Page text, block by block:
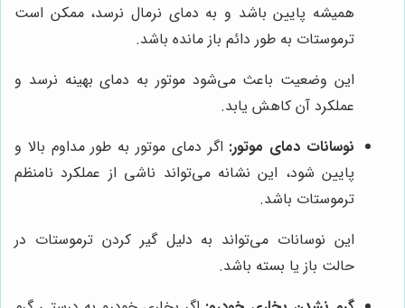
همیشه پایین باشد و به دمای نرمال نرسد، ممکن است
ترموستات به طور دائم باز مانده باشد.
این وضعیت باعث می‌شود موتور به دمای بهینه نرسد و
عملکرد آن کاهش یابد.
نوسانات دمای موتور: اگر دمای موتور به طور مداوم بالا و
پایین شود، این نشانه می‌تواند ناشی از عملکرد نامنظم
ترموستات باشد.
این نوسانات می‌تواند به دلیل گیر کردن ترموستات در
حالت باز یا بسته باشد.